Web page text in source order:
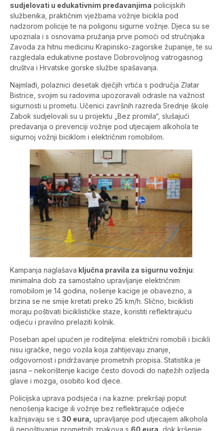
sudjelovati u edukativnim predavanjima policijskih
službenika, praktičnim vježbama vožnje bicikla pod
nadzorom policije te na poligonu sigurne vožnje. Djeca su se
upoznala i s osnovama pružanja prve pomoći od stručnjaka
Zavoda za hitnu medicinu Krapinsko-zagorske županije, te su
razgledala edukativne postave Dobrovoljnog vatrogasnog
društva i Hrvatske gorske službe spašavanja.
Najmlađi, polaznici desetak dječjih vrtića s područja Zlatar
Bistrice, svojim su radovima upozoravali odrasle na važnost
sigurnosti u prometu. Učenici završnih razreda Srednje škole
Zabok sudjelovali su u projektu „Bez promila“, slušajući
predavanja o prevenciji vožnje pod utjecajem alkohola te
sigurnoj vožnji biciklom i električnim romobilom.
Kampanja naglašava ključna pravila za sigurnu vožnju:
minimalna dob za samostalno upravljanje električnim
romobilom je 14 godina, nošenje kacige je obavezno, a
brzina se ne smije kretati preko 25 km/h. Slično, biciklisti
moraju poštivati biciklističke staze, koristiti reflektirajuću
odjeću i pravilno prelaziti kolnik.
Poseban apel upućen je roditeljima: električni romobili i bicikli
nisu igračke, nego vozila koja zahtijevaju znanje,
odgovornost i pridržavanje prometnih propisa. Statistika je
jasna – nekorištenje kacige često dovodi do najtežih ozljeda
glave i mozga, osobito kod djece.
Policijska uprava podsjeća i na kazne: prekršaji poput
nenošenja kacige ili vožnje bez reflektirajuće odjeće
kažnjavaju se s 30 eura, upravljanje pod utjecajem alkohola